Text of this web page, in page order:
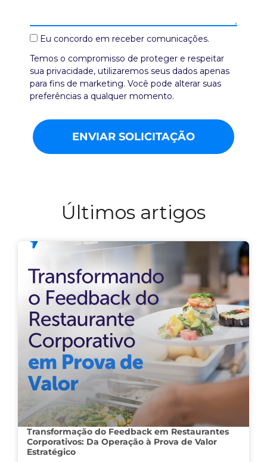
Eu concordo em receber comunicações.
Temos o compromisso de proteger e respeitar
sua privacidade, utilizaremos seus dados apenas
para fins de marketing. Você pode alterar suas
preferências a qualquer momento.
ENVIAR SOLICITAÇÃO
Últimos artigos
Transformação do Feedback em Restaurantes
Corporativos: Da Operação à Prova de Valor
Estratégico